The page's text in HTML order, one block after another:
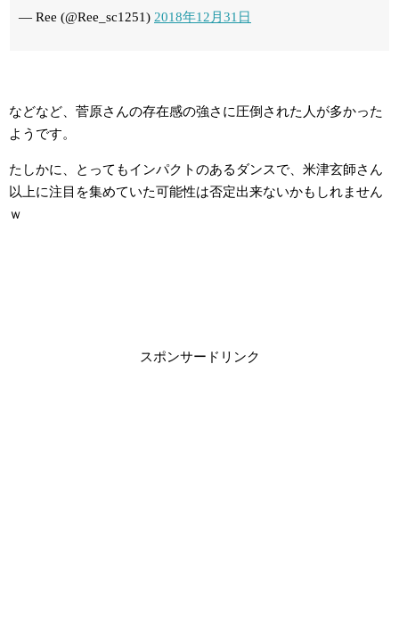
— Ree (@Ree_sc1251) 2018年12月31日
などなど、菅原さんの存在感の強さに圧倒された人が多かった
ようです。
たしかに、とってもインパクトのあるダンスで、米津玄師さん
以上に注目を集めていた可能性は否定出来ないかもしれません
ｗ
スポンサードリンク